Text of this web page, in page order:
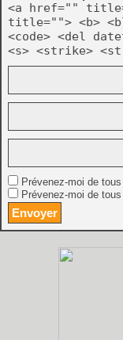
<a href=""
title=""> <b>
<code> <del
<s> <strike>
Prévenez-moi de
Prévenez-moi de